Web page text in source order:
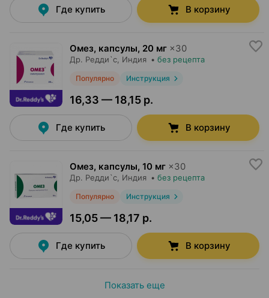
Где купить В корзину
Омез, капсулы, 20 мг ×30
Др. Редди`с , Индия • без рецепта
Популярно Инструкция
16,33 — 18,15 р.
Где купить В корзину
Омез, капсулы, 10 мг ×30
Др. Редди`с , Индия • без рецепта
Популярно Инструкция
15,05 — 18,17 р.
Где купить В корзину
Показать еще